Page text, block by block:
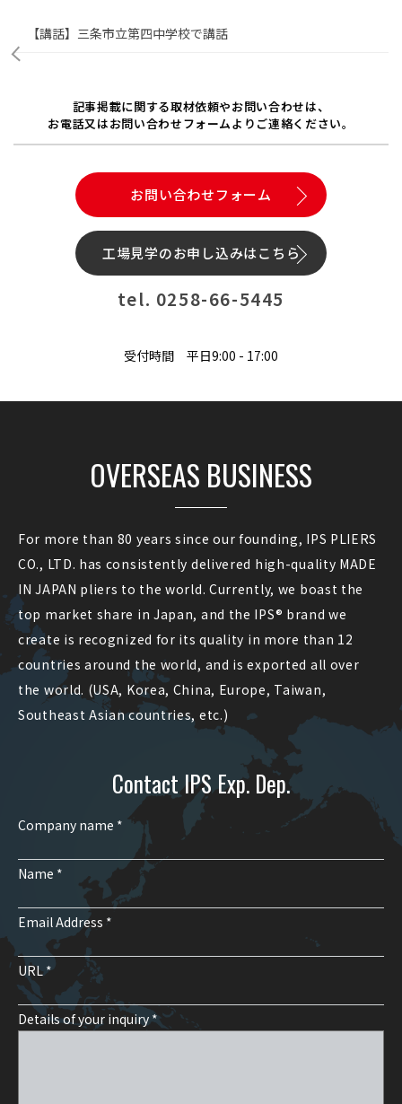
【講話】三条市立第四中学校で講話
記事掲載に関する取材依頼やお問い合わせは、
お電話又はお問い合わせフォームよりご連絡ください。
tel. 0258-66-5445
受付時間 平日9:00 - 17:00
お問い合わせフォーム
工場見学のお申し込みはこちら
OVERSEAS BUSINESS
For more than 80 years since our founding, IPS PLIERS
CO., LTD. has consistently delivered high-quality MADE
IN JAPAN pliers to the world. Currently, we boast the
top market share in Japan, and the IPS® brand we
create is recognized for its quality in more than 12
countries around the world, and is exported all over
the world. (USA, Korea, China, Europe, Taiwan,
Southeast Asian countries, etc.)
Contact IPS Exp. Dep.
Company name *
Name *
Email Address *
URL *
Details of your inquiry *